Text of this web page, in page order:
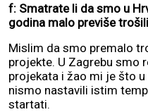
f: Smatrate li da smo u
godina malo previše
Mislim da smo premalo
projekte. U Zagrebu smo
projekata i žao mi je što
nismo nastavili istim
startati.